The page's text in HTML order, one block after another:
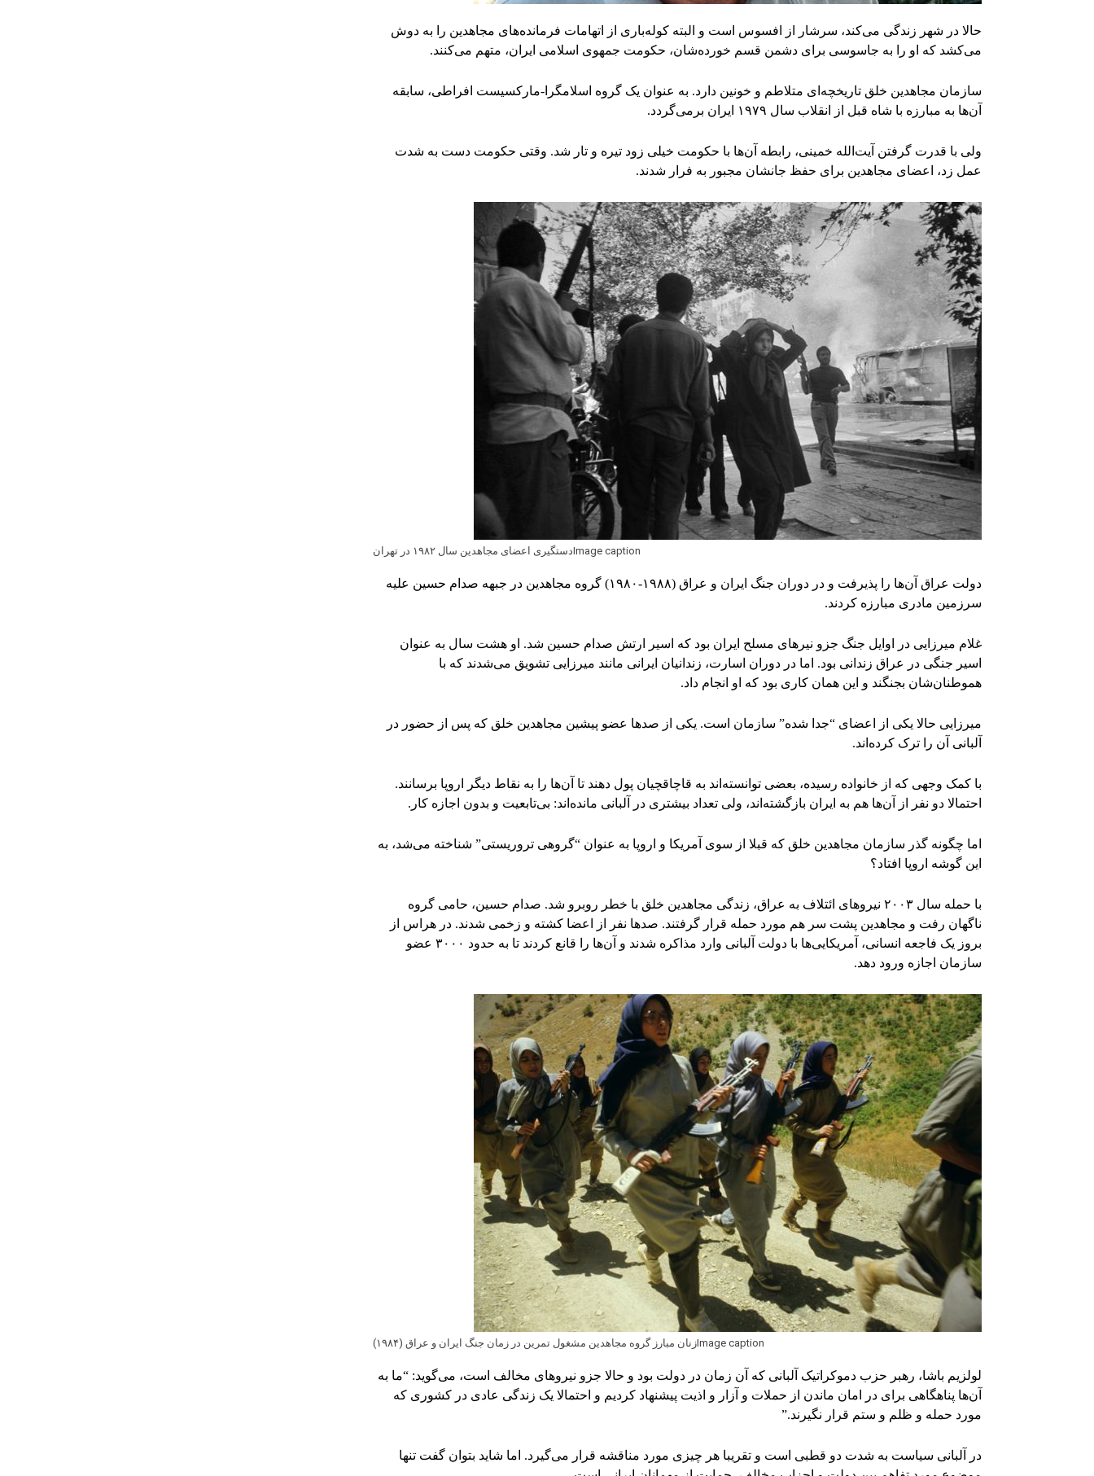
حالا در شهر زندگی می‌کند، سرشار از افسوس است و البته کوله‌باری از اتهامات فرمانده‌های مجاهدین را به دوش
می‌کشد که او را به جاسوسی برای دشمن قسم خورده‌شان، حکومت جمهوی اسلامی ایران، متهم می‌کنند.
سازمان مجاهدین خلق تاریخچه‌ای متلاطم و خونین دارد. به عنوان یک گروه اسلامگرا-مارکسیست افراطی، سابقه
آن‌ها به مبارزه با شاه قبل از انقلاب سال ۱۹۷۹ ایران برمی‌گردد.
ولی با قدرت گرفتن آیت‌الله خمینی، رابطه آن‌ها با حکومت خیلی زود تیره و تار شد. وقتی حکومت دست به شدت
عمل زد، اعضای مجاهدین برای حفظ جانشان مجبور به فرار شدند.
Image captionدستگیری اعضای مجاهدین سال ۱۹۸۲ در تهران
دولت عراق آن‌ها را پذیرفت و در دوران جنگ ایران و عراق (۱۹۸۸-۱۹۸۰) گروه مجاهدین در جبهه صدام حسین علیه
سرزمین مادری مبارزه کردند.
غلام میرزایی در اوایل جنگ جزو نیرهای مسلح ایران بود که اسیر ارتش صدام حسین شد. او هشت سال به عنوان
اسیر جنگی در عراق زندانی بود. اما در دوران اسارت، زندانیان ایرانی مانند میرزایی تشویق می‌شدند که با
هموطنان‌شان بجنگند و این همان کاری بود که او انجام داد.
میرزایی حالا یکی از اعضای “جدا شده” سازمان است. یکی از صدها عضو پیشین مجاهدین خلق که پس از حضور در
آلبانی آن را ترک کرده‌اند.
با کمک وجهی که از خانواده رسیده، بعضی توانسته‌اند به قاچاقچیان پول دهند تا آن‌ها را به نقاط دیگر اروپا برسانند.
احتمالا دو نفر از آن‌ها هم به ایران بازگشته‌اند، ولی تعداد بیشتری در آلبانی مانده‌اند: بی‌تابعیت و بدون اجازه کار.
اما چگونه گذر سازمان مجاهدین خلق که قبلا از سوی آمریکا و اروپا به عنوان “گروهی تروریستی” شناخته می‌شد، به
این گوشه اروپا افتاد؟
با حمله سال ۲۰۰۳ نیروهای ائتلاف به عراق، زندگی مجاهدین خلق با خطر روبرو شد. صدام حسین، حامی گروه
ناگهان رفت و مجاهدین پشت سر هم مورد حمله قرار گرفتند. صدها نفر از اعضا کشته و زخمی شدند. در هراس از
بروز یک فاجعه انسانی، آمریکایی‌ها با دولت آلبانی وارد مذاکره شدند و آن‌ها را قانع کردند تا به حدود ۳۰۰۰ عضو
سازمان اجازه ورود دهد.
Image captionزنان مبارز گروه مجاهدین مشغول تمرین در زمان جنگ ایران و عراق (۱۹۸۴)
لولزیم باشا، رهبر حزب دموکراتیک آلبانی که آن زمان در دولت بود و حالا جزو نیروهای مخالف است، می‌گوید: “ما به
آن‌ها پناهگاهی برای در امان ماندن از حملات و آزار و اذیت پیشنهاد کردیم و احتمالا یک زندگی عادی در کشوری که
مورد حمله و ظلم و ستم قرار نگیرند.”
در آلبانی سیاست به شدت دو قطبی است و تقریبا هر چیزی مورد مناقشه قرار می‌گیرد. اما شاید بتوان گفت تنها